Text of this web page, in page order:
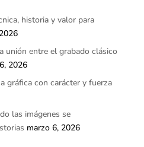
historia y valor para
unión entre el grabado clásico
2026
gráfica con carácter y fuerza
las imágenes se
marzo 6, 2026